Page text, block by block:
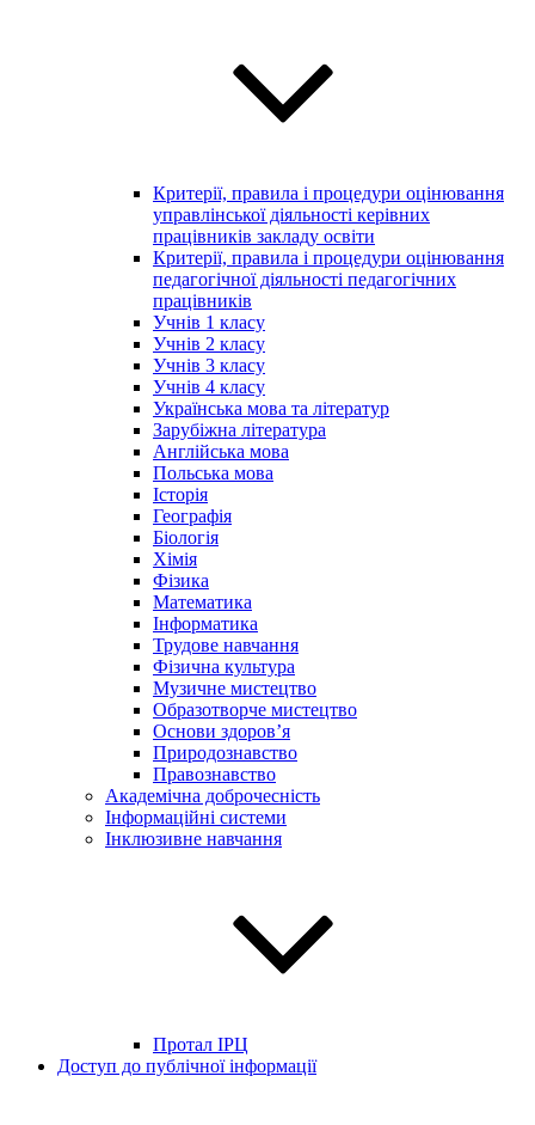
Критерії, правила і процедури оцінювання
управлінської діяльності керівних
працівників закладу освіти
Критерії, правила і процедури оцінювання
педагогічної діяльності педагогічних
працівників
Учнів 1 класу
Учнів 2 класу
Учнів 3 класу
Учнів 4 класу
Українська мова та літератур
Зарубіжна література
Англійська мова
Польська мова
Історія
Географія
Біологія
Хімія
Фізика
Математика
Інформатика
Трудове навчання
Фізична культура
Музичне мистецтво
Образотворче мистецтво
Основи здоров’я
Природознавство
Правознавство
Академічна доброчесність
Інформаційні системи
Інклюзивне навчання
Протал ІРЦ
Доступ до публічної інформації